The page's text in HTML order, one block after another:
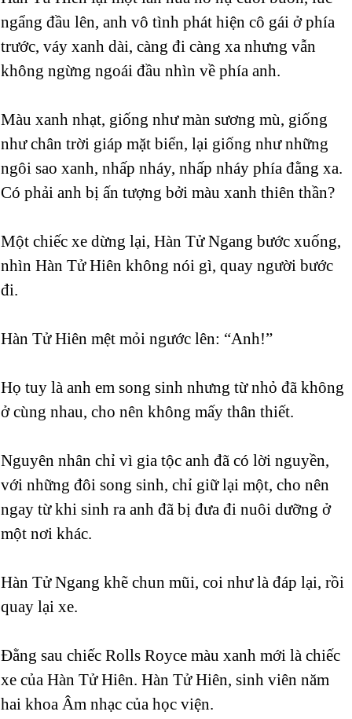
ngẩng đầu lên, anh vô tình phát hiện cô gái ở phía
trước, váy xanh dài, càng đi càng xa nhưng vẫn
không ngừng ngoái đầu nhìn về phía anh.
Màu xanh nhạt, giống như màn sương mù, giống
như chân trời giáp mặt biển, lại giống như những
ngôi sao xanh, nhấp nháy, nhấp nháy phía đằng xa.
Có phải anh bị ấn tượng bởi màu xanh thiên thần?
Một chiếc xe dừng lại, Hàn Tử Ngang bước xuống,
nhìn Hàn Tử Hiên không nói gì, quay người bước
đi.
Hàn Tử Hiên mệt mỏi ngước lên: “Anh!”
Họ tuy là anh em song sinh nhưng từ nhỏ đã không
ở cùng nhau, cho nên không mấy thân thiết.
Nguyên nhân chỉ vì gia tộc anh đã có lời nguyền,
với những đôi song sinh, chỉ giữ lại một, cho nên
ngay từ khi sinh ra anh đã bị đưa đi nuôi dưỡng ở
một nơi khác.
Hàn Tử Ngang khẽ chun mũi, coi như là đáp lại, rồi
quay lại xe.
Đằng sau chiếc Rolls Royce màu xanh mới là chiếc
xe của Hàn Tử Hiên. Hàn Tử Hiên, sinh viên năm
hai khoa Âm nhạc của học viện.